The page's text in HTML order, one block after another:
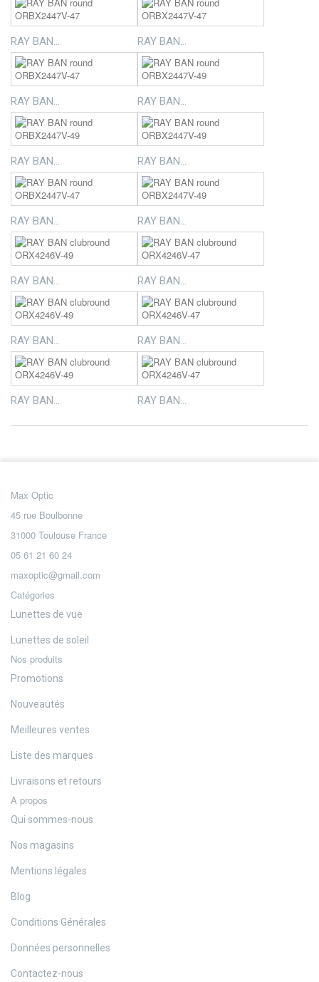
RAY BAN... RAY BAN...
RAY BAN... RAY BAN...
RAY BAN... RAY BAN...
RAY BAN... RAY BAN...
RAY BAN... RAY BAN...
RAY BAN... RAY BAN...
RAY BAN... RAY BAN...
Max Optic
45 rue Boulbonne
31000 Toulouse France
05 61 21 60 24
maxoptic@gmail.com
Catégories
Lunettes de vue
Lunettes de soleil
Nos produits
Promotions
Nouveautés
Meilleures ventes
Liste des marques
Livraisons et retours
A propos
Qui sommes-nous
Nos magasins
Mentions légales
Blog
Conditions Générales
Données personnelles
Contactez-nous